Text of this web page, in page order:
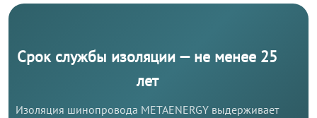
Срок службы изоляции — не менее 25
лет
Изоляция шинопровода METAENERGY выдерживает